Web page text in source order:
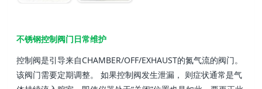
不锈钢控制阀门日常维护
控制阀是引导来自CHAMBER/OFF/EXHAUST的氮气流的阀门。
该阀门需要定期调整。 如果控制阀发生泄漏， 则症状通常是气